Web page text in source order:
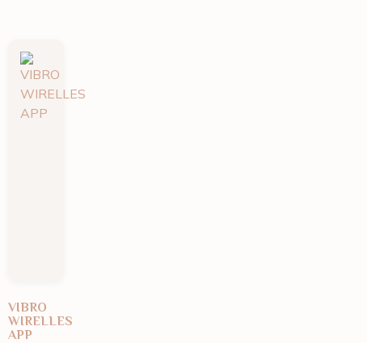
VIBRO
WIRELLES
APP